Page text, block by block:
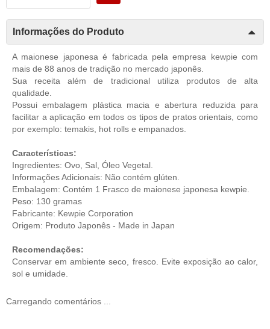
Informações do Produto
A maionese japonesa é fabricada pela empresa kewpie com
mais de 88 anos de tradição no mercado japonês.
Sua receita além de tradicional utiliza produtos de alta
qualidade.
Possui embalagem plástica macia e abertura reduzida para
facilitar a aplicação em todos os tipos de pratos orientais, como
por exemplo: temakis, hot rolls e empanados.
Características:
Ingredientes: Ovo, Sal, Óleo Vegetal.
Informações Adicionais: Não contém glúten.
Embalagem: Contém 1 Frasco de maionese japonesa kewpie.
Peso: 130 gramas
Fabricante: Kewpie Corporation
Origem: Produto Japonês - Made in Japan
Recomendações:
Conservar em ambiente seco, fresco. Evite exposição ao calor,
sol e umidade.
Carregando comentários ...